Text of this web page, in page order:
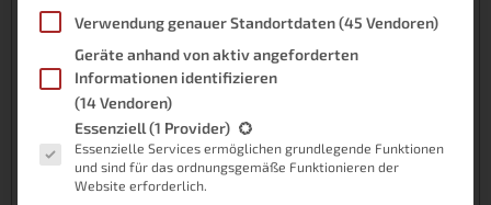
Die Webgui
Pilight nutzen (Update)
Funktionen schalten
Probleme
No SSDP Connection found
Tipp
Übrigens … Thema OpenHab
Verwendung genauer Standortdaten(45 Vendoren)
Geräte anhand von aktiv angeforderten
Informationen identifizieren
(14 Vendoren)
Es folgt eine Liste der Service-Gruppen, für die eine
Essenziell(1 Provider)
Essenzielle Services ermöglichen grundlegende Funktionen
und sind für das ordnungsgemäße Funktionieren der
Website erforderlich.